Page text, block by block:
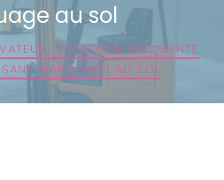
au sol
: COLLISION FRÉQUENTE
MARQUAGE AU SOL